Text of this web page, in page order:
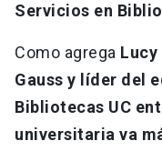
Servicios en
Como agrega
Gauss y líder del
Bibliotecas UC
universitaria va